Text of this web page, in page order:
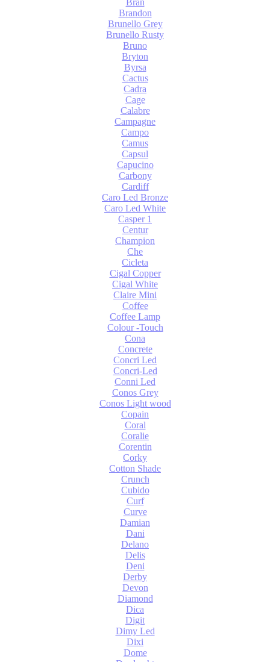
Brandon
Brunello Grey
Brunello Rusty
Bruno
Bryton
Byrsa
Cactus
Cadra
Cage
Calabre
Campagne
Campo
Camus
Capsul
Capucino
Carbony
Cardiff
Caro Led Bronze
Caro Led White
Casper 1
Centur
Champion
Che
Cicleta
Cigal Copper
Cigal White
Claire Mini
Coffee
Coffee Lamp
Colour -Touch
Cona
Concrete
Concri Led
Concri-Led
Conni Led
Conos Grey
Conos Light wood
Copain
Coral
Coralie
Corentin
Corky
Cotton Shade
Crunch
Cubido
Curf
Curve
Damian
Dani
Delano
Delis
Deni
Derby
Devon
Diamond
Dica
Digit
Dimy Led
Dixi
Dome